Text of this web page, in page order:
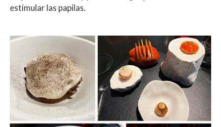
estimular las papilas.